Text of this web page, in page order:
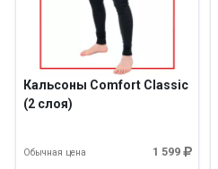
Кальсоны Comfort Classic
(2 слоя)
1 599
Обычная цена